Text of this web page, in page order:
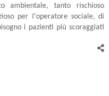
ambientale, tanto rischioso
per l'operatore sociale, di
i pazienti più scoraggiati